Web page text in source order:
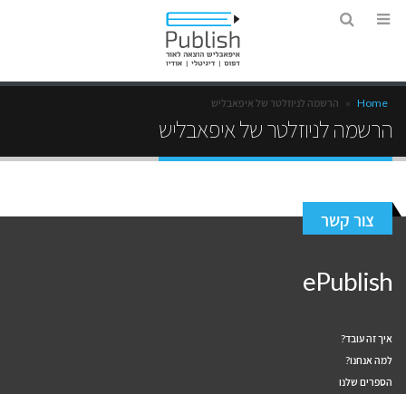
Home
» הרשמה לניוזלטר של איפאבליש
הרשמה לניוזלטר של איפאבליש
צור קשר
ePublish
איך זה עובד?
למה אנחנו?
הספרים שלנו